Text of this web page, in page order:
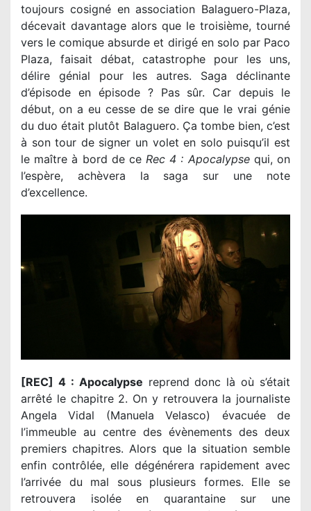
toujours cosigné en association Balaguero-Plaza,
décevait davantage alors que le troisième, tourné
vers le comique absurde et dirigé en solo par Paco
Plaza, faisait débat, catastrophe pour les uns,
délire génial pour les autres. Saga déclinante
d’épisode en épisode ? Pas sûr. Car depuis le
début, on a eu cesse de se dire que le vrai génie
du duo était plutôt Balaguero. Ça tombe bien, c’est
à son tour de signer un volet en solo puisqu’il est
le maître à bord de ce Rec 4 : Apocalypsequi, on
l’espère, achèvera la saga sur une note
d’excellence.
[REC] 4 : Apocalypse reprend donc là où s’était
arrêté le chapitre 2. On y retrouvera la journaliste
Angela Vidal (Manuela Velasco) évacuée de
l’immeuble au centre des évènements des deux
premiers chapitres. Alors que la situation semble
enfin contrôlée, elle dégénérera rapidement avec
l’arrivée du mal sous plusieurs formes. Elle se
retrouvera isolée en quarantaine sur une